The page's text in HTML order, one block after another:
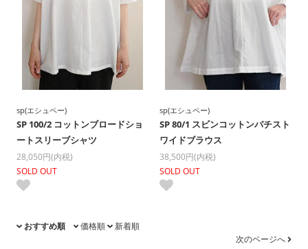
sp(エシュペー)
SP 100/2 コットンブロードショ
ートスリーブシャツ
28,050円(内税)
SOLD OUT
sp(エシュペー)
SP 80/1 スビンコットンバチスト
ワイドブラウス
38,500円(内税)
SOLD OUT
おすすめ順 価格順
新着順
次のページへ